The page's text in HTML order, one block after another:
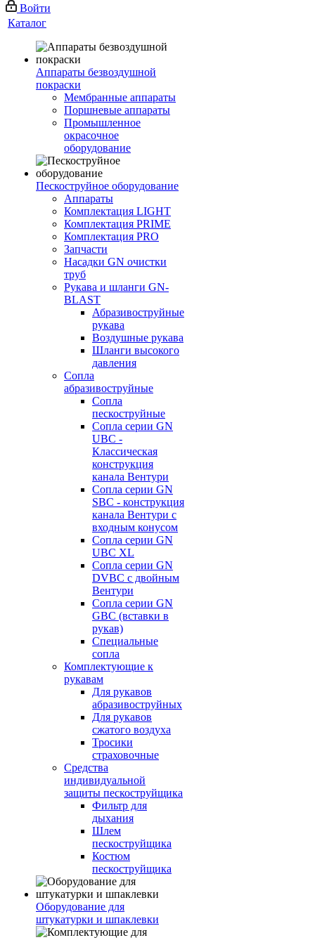
Войти
Каталог
Аппараты безвоздушной
покраски
Мембранные аппараты
Поршневые аппараты
Промышленное
окрасочное
оборудование
Пескоструйное оборудование
Аппараты
Комплектация LIGHT
Комплектация PRIME
Комплектация PRO
Запчасти
Насадки GN очистки
труб
Рукава и шланги GN-
BLAST
Абразивоструйные
рукава
Воздушные рукава
Шланги высокого
давления
Сопла
абразивоструйные
Сопла
пескоструйные
Сопла серии GN
UBC -
Классическая
конструкция
канала Вентури
Сопла серии GN
SBC - конструкция
канала Вентури c
входным конусом
Сопла серии GN
UBC XL
Сопла серии GN
DVBC с двойным
Вентури
Сопла серии GN
GBC (вставки в
рукав)
Специальные
сопла
Комплектующие к
рукавам
Для рукавов
абразивоструйных
Для рукавов
сжатого воздуха
Тросики
страховочные
Средства
индивидуальной
защиты пескоструйщика
Фильтр для
дыхания
Шлем
пескоструйщика
Костюм
пескоструйщика
Оборудование для
штукатурки и шпаклевки